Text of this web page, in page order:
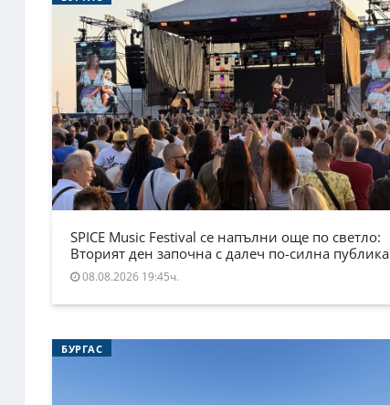
SPICE Music Festival се напълни още по светло:
Вторият ден започна с далеч по-силна публика
08.08.2026 19:45ч.
БУРГАС